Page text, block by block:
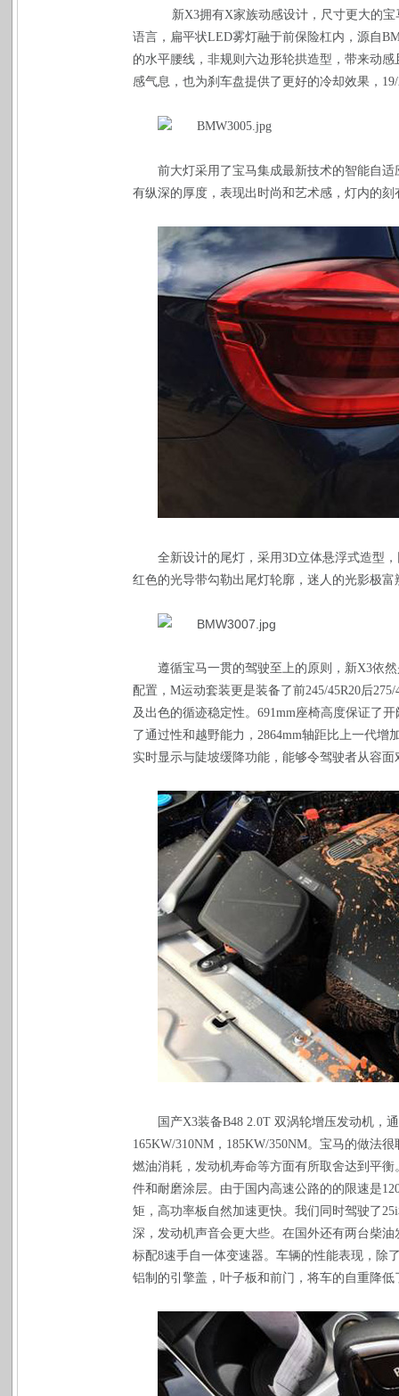
新X3拥有X家族动感设计，尺寸更大的
语言，扁平状LED雾灯融于前保险杠内，源自
的水平腰线，非规则六边形轮拱造型，带来动
感气息，也为刹车盘提供了更好的冷却效果，
前大灯采用了宝马集成最新技术的智能自适
有纵深的厚度，表现出时尚和艺术感，灯内的刻
全新设计的尾灯，采用3D立体悬浮式造型
红色的光导带勾勒出尾灯轮廓，迷人的光影极
遵循宝马一贯的驾驶至上的原则，新X3依
配置， M运动套装更是装备了前245/45R20后275/
及出色的循迹稳定性。 691mm座椅高度保证了
了通过性和越野能力， 2864mm轴距比上一代增
实时显示与陡坡缓降功能，能够令驾驶者从容
国产X3装备B48 2.0T 双涡轮增压发动机，
165KW/310NM ， 185KW/350NM。宝马的做法
燃油消耗，发动机寿命等方面有所取舍达到平
件和耐磨涂层。由于国内高速公路的的限速是
矩，高功率板自然加速更快。我们同时驾驶了25i
深，发动机声音会更大些。在国外还有两台柴油
标配8速手自一体变速器。车辆的性能表现，除
铝制的引擎盖，叶子板和前门，将车的自重降低